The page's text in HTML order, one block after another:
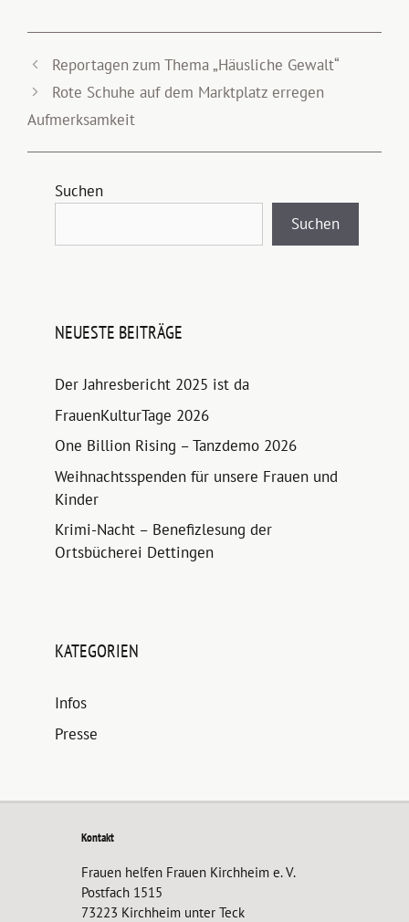
Reportagen zum Thema „Häusliche Gewalt“
Rote Schuhe auf dem Marktplatz erregen
Aufmerksamkeit
Suchen
Suchen
NEUESTE BEITRÄGE
Der Jahresbericht 2025 ist da
FrauenKulturTage 2026
One Billion Rising – Tanzdemo 2026
Weihnachtsspenden für unsere Frauen und
Kinder
Krimi-Nacht – Benefizlesung der
Ortsbücherei Dettingen
KATEGORIEN
Infos
Presse
Kontakt
Frauen helfen Frauen Kirchheim e. V.
Postfach 1515
73223 Kirchheim unter Teck